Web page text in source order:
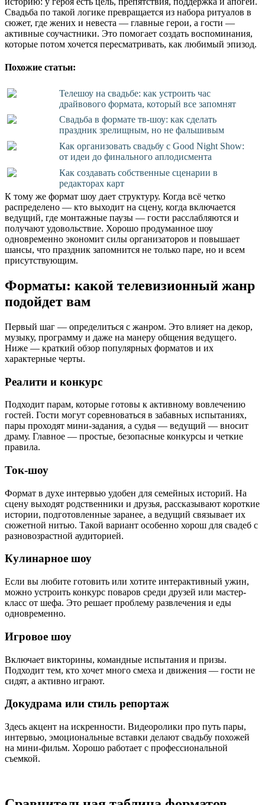
Свадьба по такой логике превращается из набора ритуалов в
сюжет, где жених и невеста — главные герои, а гости —
активные соучастники. Это помогает создать воспоминания,
которые потом хочется пересматривать, как любимый эпизод.
Похожие статьи:
Телешоу на свадьбе: как устроить час
драйвового формата, который все запомнят
Свадьба в формате тв‑шоу: как сделать
праздник зрелищным, но не фальшивым
Как организовать свадьбу с Good Night Show:
от идеи до финального аплодисмента
Как создавать собственные сценарии в
редакторах карт
К тому же формат шоу дает структуру. Когда всё четко
распределено — кто выходит на сцену, когда включается
ведущий, где монтажные паузы — гости расслабляются и
получают удовольствие. Хорошо продуманное шоу
одновременно экономит силы организаторов и повышает
шансы, что праздник запомнится не только паре, но и всем
присутствующим.
Форматы: какой телевизионный жанр
подойдет вам
Первый шаг — определиться с жанром. Это влияет на декор,
музыку, программу и даже на манеру общения ведущего.
Ниже — краткий обзор популярных форматов и их
характерные черты.
Реалити и конкурс
Подходит парам, которые готовы к активному вовлечению
гостей. Гости могут соревноваться в забавных испытаниях,
пары проходят мини-задания, а судья — ведущий — вносит
драму. Главное — простые, безопасные конкурсы и четкие
правила.
Ток-шоу
Формат в духе интервью удобен для семейных историй. На
сцену выходят родственники и друзья, рассказывают короткие
истории, подготовленные заранее, а ведущий связывает их
сюжетной нитью. Такой вариант особенно хорош для свадеб с
разновозрастной аудиторией.
Кулинарное шоу
Если вы любите готовить или хотите интерактивный ужин,
можно устроить конкурс поваров среди друзей или мастер-
класс от шефа. Это решает проблему развлечения и еды
одновременно.
Игровое шоу
Включает викторины, командные испытания и призы.
Подходит тем, кто хочет много смеха и движения — гости не
сидят, а активно играют.
Докудрама или стиль репортаж
Здесь акцент на искренности. Видеоролики про путь пары,
интервью, эмоциональные вставки делают свадьбу похожей
на мини-фильм. Хорошо работает с профессиональной
съемкой.